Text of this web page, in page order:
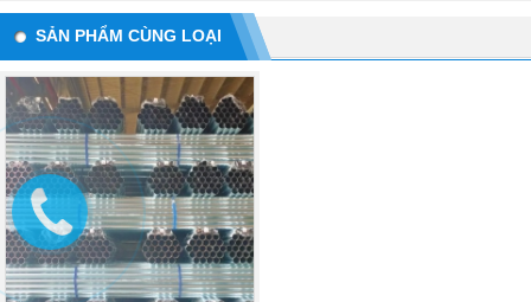
SẢN PHẨM CÙNG LOẠI